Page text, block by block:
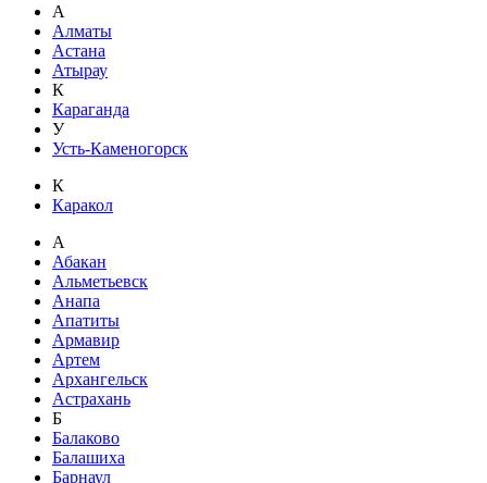
А
Алматы
Астана
Атырау
К
Караганда
У
Усть-Каменогорск
К
Каракол
А
Абакан
Альметьевск
Анапа
Апатиты
Армавир
Артем
Архангельск
Астрахань
Б
Балаково
Балашиха
Барнаул